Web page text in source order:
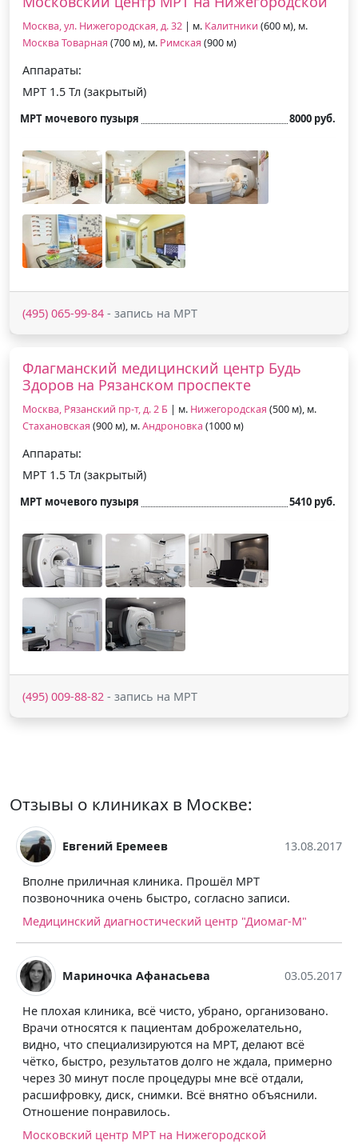
Москва, ул. Нижегородская, д. 32 | м. Калитники (600 м), м.
Москва Товарная (700 м), м. Римская (900 м)
Аппараты:
МРТ 1.5 Тл (закрытый)
МРТ мочевого пузыря 8000 руб.
(495) 065-99-84 - запись на МРТ
Флагманский медицинский центр Будь
Здоров на Рязанском проспекте
Москва, Рязанский пр-т, д. 2 Б | м. Нижегородская (500 м), м.
Стахановская (900 м), м.Андроновка (1000 м)
Аппараты:
МРТ 1.5 Тл (закрытый)
МРТ мочевого пузыря 5410 руб.
(495) 009-88-82 - запись на МРТ
Отзывы о клиниках в Москве:
Евгений Еремеев 13.08.2017
Вполне приличная клиника. Прошёл МРТ
позвоночника очень быстро, согласно записи.
Медицинский диагностический центр "Диомаг-М"
Мариночка Афанасьева 03.05.2017
Не плохая клиника, всё чисто, убрано, организовано.
Врачи относятся к пациентам доброжелательно,
видно, что специализируются на МРТ, делают всё
чётко, быстро, результатов долго не ждала, примерно
через 30 минут после процедуры мне всё отдали,
расшифровку, диск, снимки. Всё внятно объяснили.
Отношение понравилось.
Московский центр МРТ на Нижегородской